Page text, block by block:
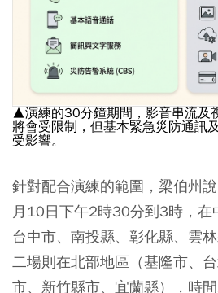
▲演練的30分鐘期間，影音串流及
將會受限制，但基本緊急災防通訊
受影響。
針對配合演練的範圍，梁伯州
月10日下午2時30分到3時，在
台中市、南投縣、彰化縣、雲
二場則在北部地區（基隆市、
市、新竹縣市、宜蘭縣），時